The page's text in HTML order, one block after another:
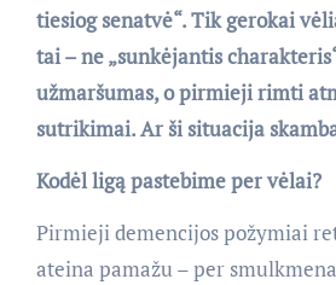
tiesiog senatvė“. Tik gerokai
tai – ne „sunkėjantis
užmaršumas, o pirmieji rimti
sutrikimai. Ar ši situacija
Kodėl ligą pastebime per vėlai?
Pirmieji demencijos požymiai
ateina pamažu – per